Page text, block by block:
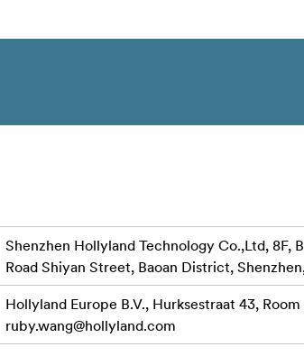
Shenzhen Hollyland Technology Co.,Ltd, 8F,
Road Shiyan Street, Baoan District,
Hollyland Europe B.V., Hurksestraat 43,
ruby.wang@hollyland.com